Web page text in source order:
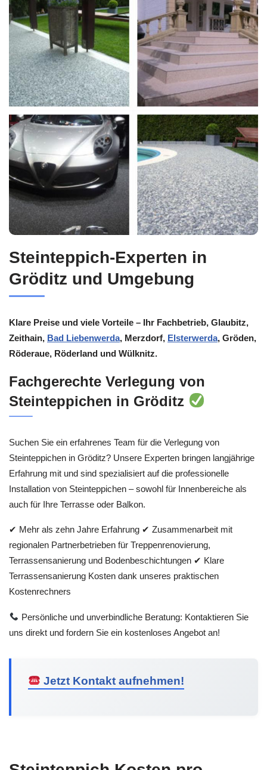
Steinteppich-Experten in
Gröditz und Umgebung
Klare Preise und viele Vorteile – Ihr Fachbetrieb, Glaubitz,
Zeithain, Bad Liebenwerda, Merzdorf, Elsterwerda, Gröden,
Röderaue, Röderland und Wülknitz.
Fachgerechte Verlegung von
Steinteppichen in Gröditz
Suchen Sie ein erfahrenes Team für die Verlegung von
Steinteppichen in Gröditz? Unsere Experten bringen langjährige
Erfahrung mit und sind spezialisiert auf die professionelle
Installation von Steinteppichen – sowohl für Innenbereiche als
auch für Ihre Terrasse oder Balkon.
✔ Mehr als zehn Jahre Erfahrung ✔ Zusammenarbeit mit
regionalen Partnerbetrieben für Treppenrenovierung,
Terrassensanierung und Bodenbeschichtungen ✔ Klare
Terrassensanierung Kosten dank unseres praktischen
Kostenrechners
Persönliche und unverbindliche Beratung: Kontaktieren Sie
uns direkt und fordern Sie ein kostenloses Angebot an!
Jetzt Kontakt aufnehmen!